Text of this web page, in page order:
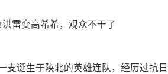
支诞生于陕北的英雄连队，经历过抗